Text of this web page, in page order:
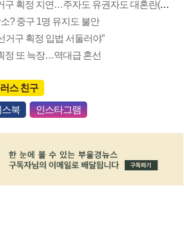
지선 코앞인데 선거구 획정 지연…주자도 유권자도 대혼란(종합)
? 중구 1명 유지도 불안
거구 획정 입법 서둘러야”
정 또 늑장…역대급 혼선
스 친구
스북 인스타그램